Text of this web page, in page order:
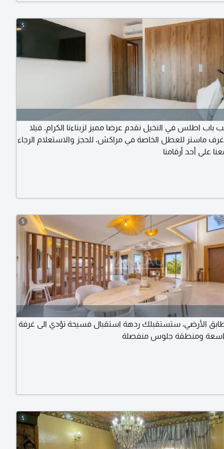
5
باب اطلس في النخيل نقدم عرضا مميز لزبناءنا الكرام. فيلا
5 غرف ماستر للعطل الخاصة في مراكش. للحجز والاستعلام الرجاء
على أحد أرقامنا
5
الأرضي، ستستقبلك ردهة استقبال فسيحة تؤدي الى غرفة
ومنطقة جلوس منفصلة
5